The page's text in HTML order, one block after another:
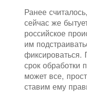
Ранее
сейчас же
российское
им
фиксироваться.
срок обработки
может все,
ставим ему